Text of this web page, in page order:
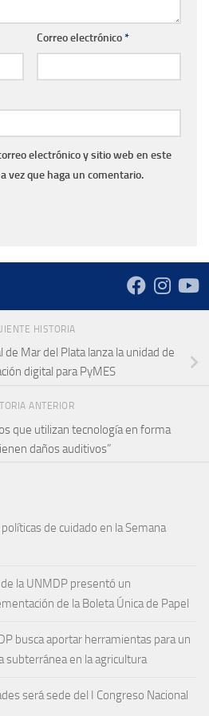
Correo electrónico*
electrónico y sitio web en este
vez que haga un comentario.
HISTORIA
de Mar del Plata lanza la unidad de
digital para PyMES
ANTERIOR
que utilizan tecnología en forma
daños auditivos”
de cuidado en la Semana
la UNMDP presentó un
de la Boleta Única de Papel
busca aportar herramientas para un
subterránea en la agricultura
será sede del I Congreso Nacional